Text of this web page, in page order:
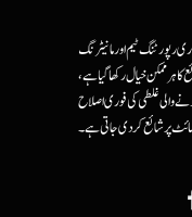
رپورٹنگ ٹیم اور مانیٹرنگ
ہرممکن خیال رکھا گیا ہے،
والی غلطی کی فوری اصلاح
پر شائع کردی جاتی ہے۔